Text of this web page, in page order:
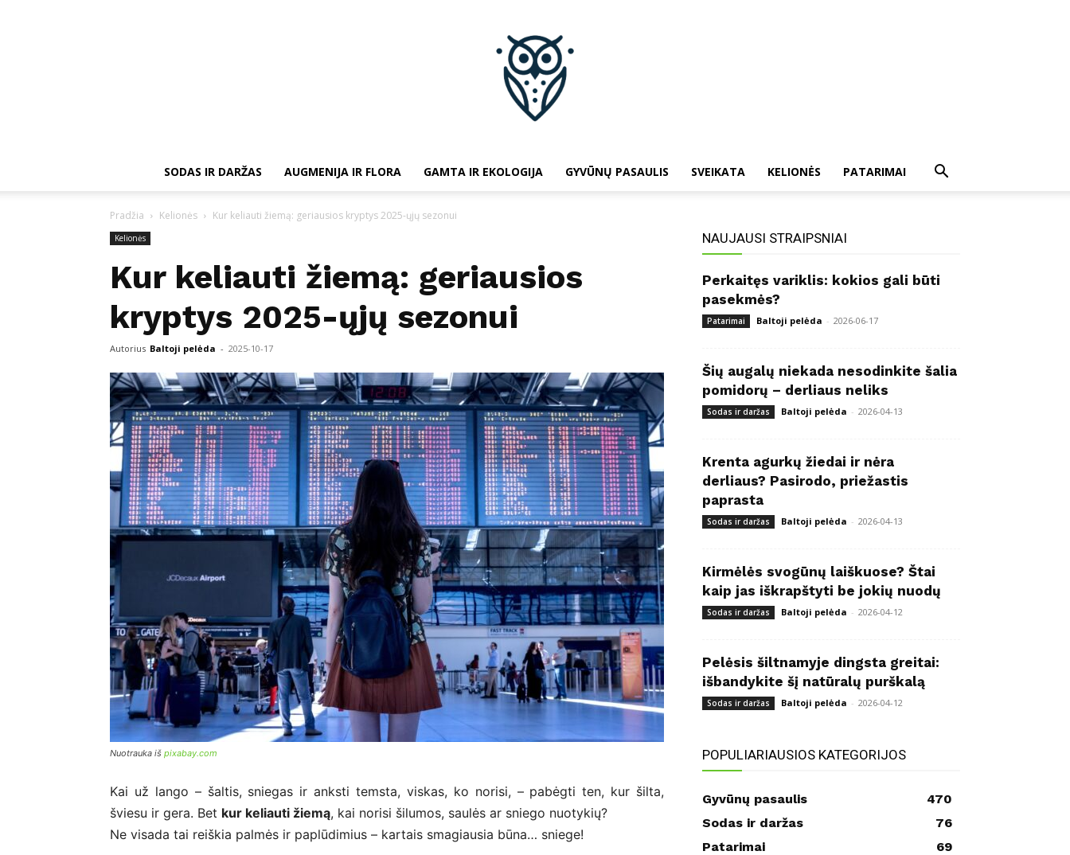
SODAS IR DARŽAS AUGMENIJA IR FLORA GAMTA IR EKOLOGIJA GYVŪNŲ PASAULIS SVEIKATA KELIONĖS PATARIMAI
Pradžia Kelionės Kur keliauti žiemą: geriausios kryptys 2025-ųjų sezonui
Kelionės
Kur keliauti žiemą: geriausios
kryptys 2025-ųjų sezonui
Autorius Baltoji pelėda - 2025-10-17
Nuotrauka iš pixabay.com
Kai už lango – šaltis, sniegas ir anksti temsta, viskas, ko norisi, – pabėgti ten, kur šilta,
šviesu ir gera. Bet kur keliauti žiemą, kai norisi šilumos, saulės ar sniego nuotykių?
Ne visada tai reiškia palmės ir paplūdimius – kartais smagiausia būna… sniege!
NAUJAUSI STRAIPSNIAI
Perkaitęs variklis: kokios gali būti
pasekmės?
Patarimai Baltoji pelėda - 2026-06-17
Šių augalų niekada nesodinkite šalia
pomidorų – derliaus neliks
Sodas ir daržas Baltoji pelėda - 2026-04-13
Krenta agurkų žiedai ir nėra
derliaus? Pasirodo, priežastis
paprasta
Sodas ir daržas Baltoji pelėda - 2026-04-13
Kirmėlės svogūnų laiškuose? Štai
kaip jas iškrapštyti be jokių nuodų
Sodas ir daržas Baltoji pelėda - 2026-04-12
Pelėsis šiltnamyje dingsta greitai:
išbandykite šį natūralų purškalą
Sodas ir daržas Baltoji pelėda - 2026-04-12
POPULIARIAUSIOS KATEGORIJOS
Gyvūnų pasaulis
470
Sodas ir daržas
76
Patarimai
69